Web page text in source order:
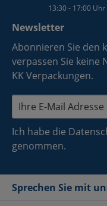
13:30 - 17:00 Uhr
Newsletter
Abonnieren Sie den
verpassen Sie keine
KK Verpackungen.
Ich habe die
genommen.
Sprechen Sie mit